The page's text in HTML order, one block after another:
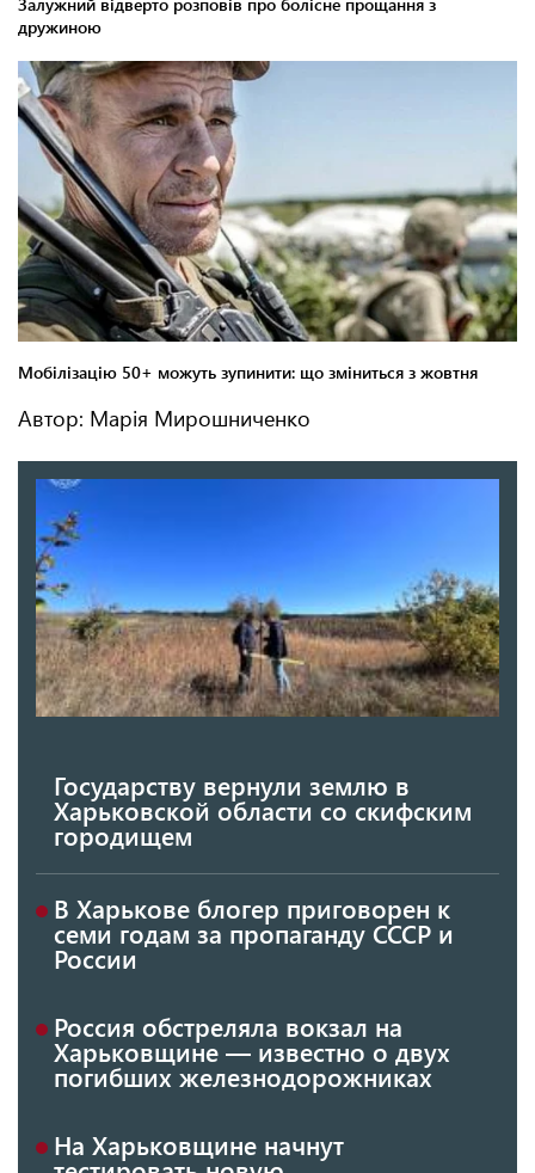
Автор: Марія Мирошниченко
Государству вернули землю в
Харьковской области со скифским
городищем
В Харькове блогер приговорен к
семи годам за пропаганду СССР и
России
Россия обстреляла вокзал на
Харьковщине — известно о двух
погибших железнодорожниках
На Харьковщине начнут